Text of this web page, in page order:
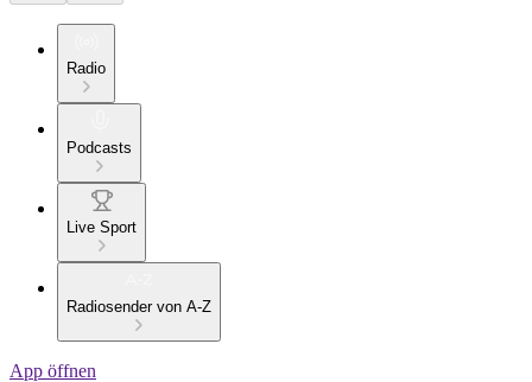
Radio
Podcasts
Live Sport
Radiosender von A-Z
App öffnen